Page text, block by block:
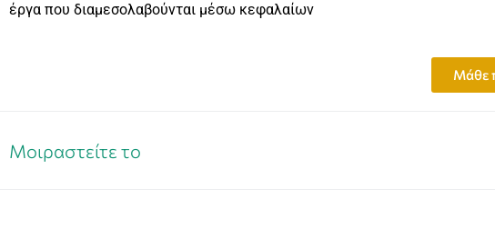
έργα που διαμεσολαβούνται μέσω κεφαλαίων
Μάθε
Μοιραστείτε το